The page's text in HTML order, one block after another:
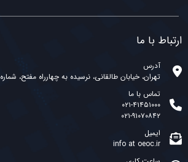
ارتباط با ما
آدرس
تهران، خیابان طالقانی، نرسیده به چهارراه مفتح، شماره ۲۳۴
تماس با ما
۰۲۱-۴۱۴۵۱۰۰۰
۰۲۱-۹۱۰۷۰۸۴۲
ایمیل
info at oeoc.ir